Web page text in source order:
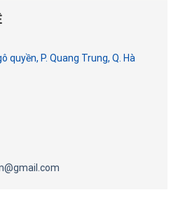
quyền, P. Quang Trung, Q. Hà